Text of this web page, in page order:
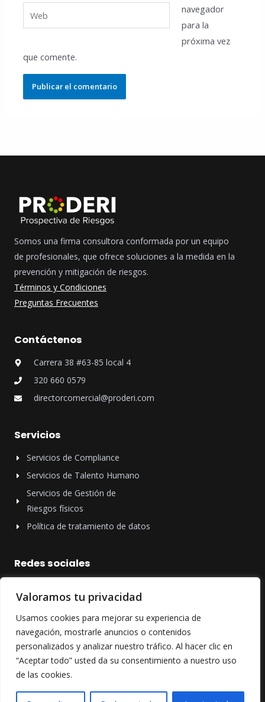
Valoramos tu privacidad
Usamos cookies para mejorar su experiencia de
navegación, mostrarle anuncios o contenidos
personalizados y analizar nuestro tráfico. Al hacer clic en
“Aceptar todo” usted da su consentimiento a nuestro uso
de las cookies.
navegador
para la
próxima vez
que comente.
Somos una firma consultora conformada por un equipo
de profesionales, que ofrece soluciones a la medida en la
prevención y mitigación de riesgos.
Términos y Condiciones
Preguntas Frecuentes
Contáctenos
Carrera 38 #63-85 local 4
320 660 0579
directorcomercial@proderi.com
Servicios
Servicios de Compliance
Servicios de Talento Humano
Servicios de Gestión de
Riesgos físicos
Política de tratamiento de datos
Redes sociales
todas nuestras novedades!
F
a
c
e
o
o
k
f
I
n
s
t
g
r
a
L
i
n
k
e
d
i